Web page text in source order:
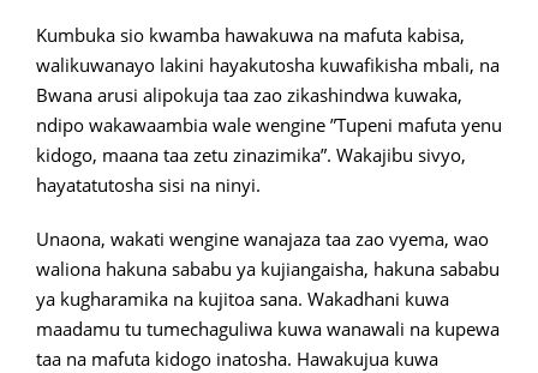
Kumbuka sio kwamba hawakuwa na mafuta kabisa,
walikuwanayo lakini hayakutosha kuwafikisha mbali, na
Bwana arusi alipokuja taa zao zikashindwa kuwaka,
ndipo wakawaambia wale wengine ”Tupeni mafuta yenu
kidogo, maana taa zetu zinazimika”. Wakajibu sivyo,
hayatatutosha sisi na ninyi.
Unaona, wakati wengine wanajaza taa zao vyema, wao
waliona hakuna sababu ya kujiangaisha, hakuna sababu
ya kugharamika na kujitoa sana. Wakadhani kuwa
maadamu tu tumechaguliwa kuwa wanawali na kupewa
taa na mafuta kidogo inatosha. Hawakujua kuwa